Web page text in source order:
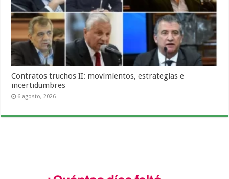
Contratos truchos II: movimientos, estrategias e
incertidumbres
6 agosto, 2026